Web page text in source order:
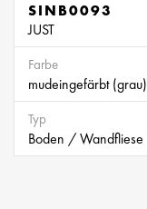
SINB0093
JUST
Farbe
mudeingefärbt (grau)
Typ
Boden / Wandfliese